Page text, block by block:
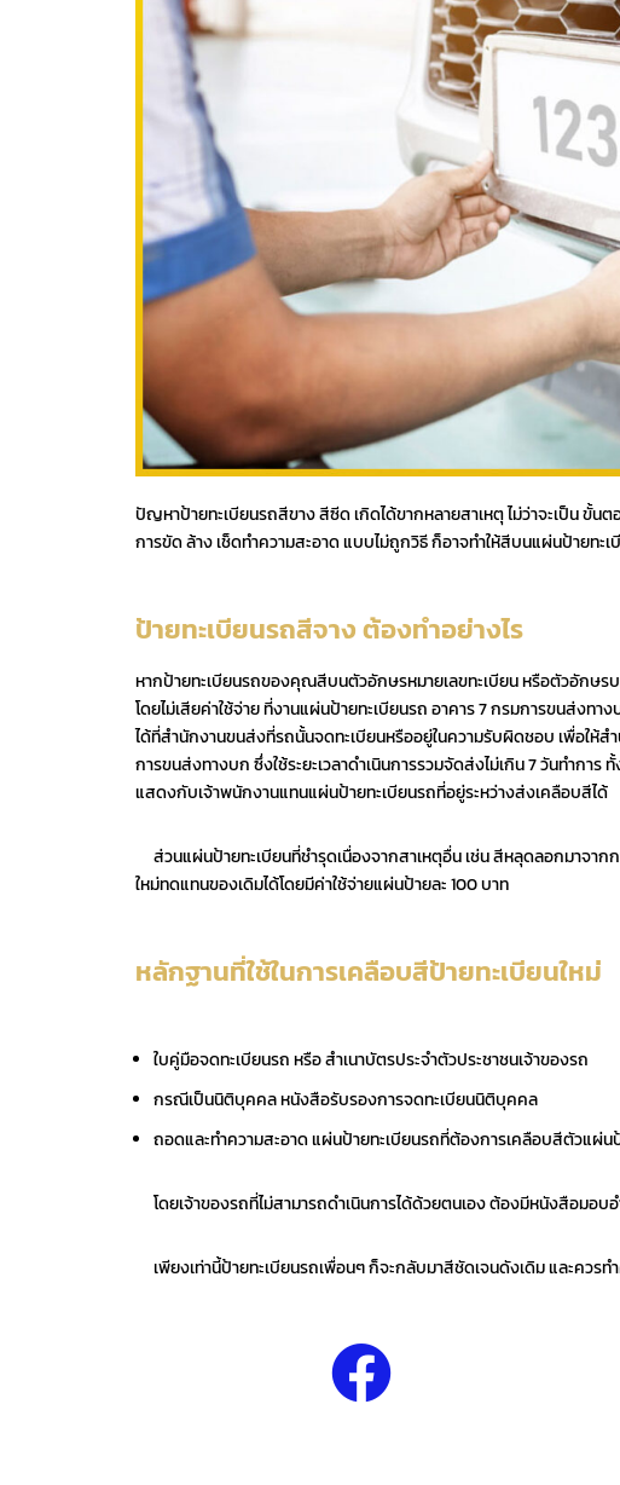
ปัญหาป้ายทะเบียนรถสีขาง สีซีด เกิดได้ขากหลายสาเหตุ ไม่ว่าจะเป็น ขั้
การขัด ล้าง เช็ดทำความสะอาด แบบไม่ถูกวิธี ก็อาจทำให้สีบนแผ่นป้ายท
ป้ายทะเบียนรถสีจาง ต้องทำอย่างไร
หากป้ายทะเบียนรถของคุณสีบนตัวอักษรหมายเลขทะเบียน หรือตัวอักษร
โดยไม่เสียค่าใช้จ่าย ที่งานแผ่นป้ายทะเบียนรถ อาคาร 7 กรมการขนส่ง
ได้ที่สำนักงานขนส่งที่รถนั้นจดทะเบียนหรืออยู่ในความรับผิดชอบ เพื่อให้
การขนส่งทางบก ซึ่งใช้ระยะเวลาดำเนินการรวมจัดส่งไม่เกิน 7 วันทำกา
แสดงกับเจ้าพนักงานแทนแผ่นป้ายทะเบียนรถที่อยู่ระหว่างส่งเคลือบสีได้
ส่วนแผ่นป้ายทะเบียนที่ชำรุดเนื่องจากสาเหตุอื่น เช่น สีหลุดลอกมาจาก
ใหม่ทดแทนของเดิมได้โดยมีค่าใช้จ่ายแผ่นป้ายละ 100 บาท
หลักฐานที่ใช้ในการเคลือบสีป้ายทะเบียนใหม่
ใบคู่มือจดทะเบียนรถ หรือ สำเนาบัตรประจำตัวประชาชนเจ้าของรถ
กรณีเป็นนิติบุคคล หนังสือรับรองการจดทะเบียนนิติบุคคล
ถอดและทำความสะอาด แผ่นป้ายทะเบียนรถที่ต้องการเคลือบสีตัวแผ่
โดยเจ้าของรถที่ไม่สามารถดำเนินการได้ด้วยตนเอง ต้องมีหนังสือมอ
เพียงเท่านี้ป้ายทะเบียนรถเพื่อนๆ ก็จะกลับมาสีชัดเจนดังเดิม และคว